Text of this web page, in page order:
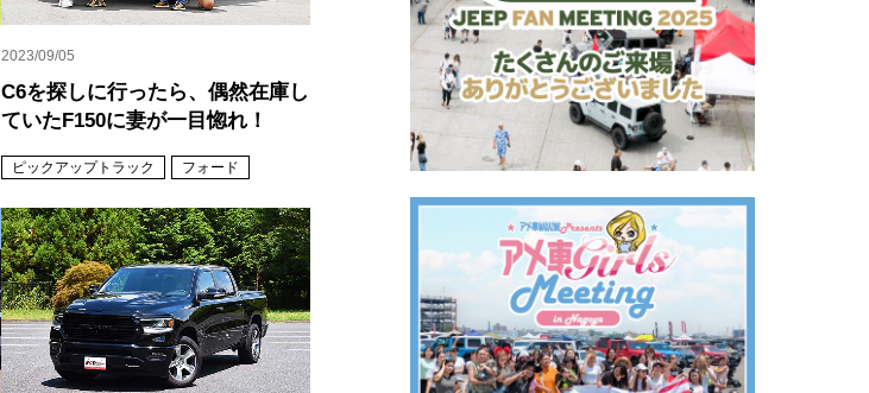
2023/09/05
C6を探しに行ったら、偶然在庫し
ていたF150に妻が一目惚れ！
ピックアップトラック フォード